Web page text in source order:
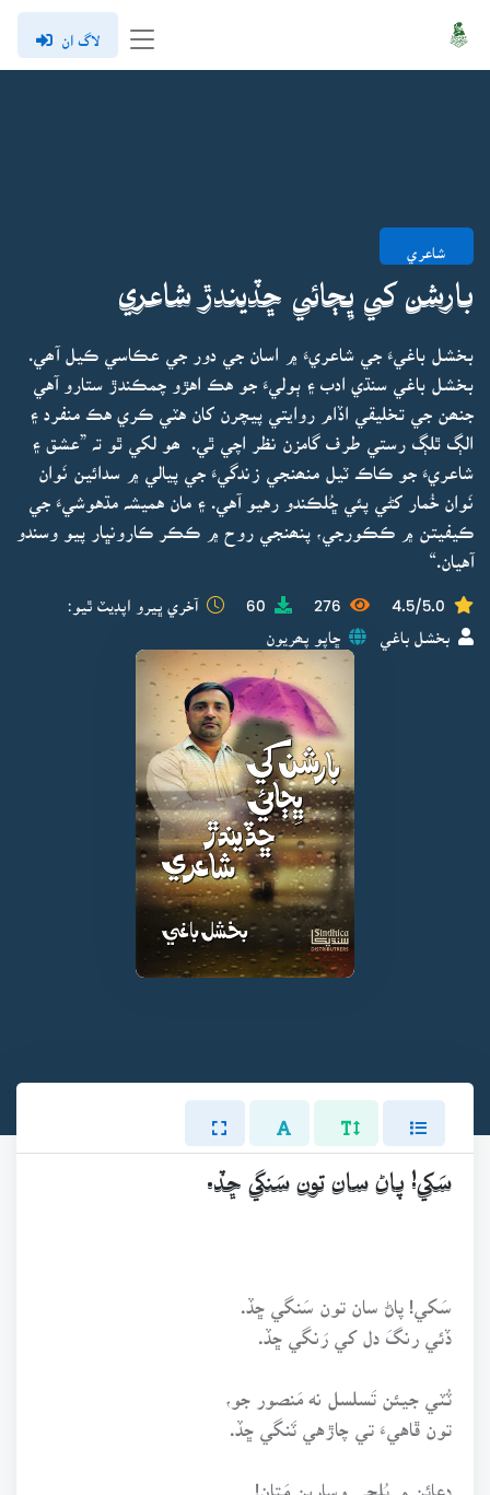
لاگ ان
شاعري
بارشن کي ڀِڄائي ڇڏيندڙ شاعري
بخشل باغيءَ جي شاعريءَ ۾ اسان جي دور جي عڪاسي ڪيل آھي.
بخشل باغي سنڌي ادب ۽ ٻوليءَ جو هڪ اهڙو چمڪندڙ ستارو آهي
جنھن جي تخليقي اڏام روايتي پيچرن کان هٽي ڪري هڪ منفرد ۽
الڳ ٿلڳ رستي طرف گامزن نظر اچي ٿي. ھو لکي ٿو تہ ”عشق ۽
شاعريءَ جو ڪاڪ ٽيل منھنجي زندگيءَ جي پيالي ۾ سدائين نَوان
نَوان خُمار کڻي پئي ڇُلڪندو رهيو آهي. ۽ مان هميشہ مڌهوشيءَ جي
ڪيفيتن ۾ ڪڪورجي، پنھنجي روح ۾ ڪڪر ڪارونڀار پيو وسندو
آهيان.“
4.5/5.0
276
60 آخري ڀيرو اپڊيٽ ٿيو:
بخشل باغي ڇاپو پھريون
سَکي! پاڻ سان تون سَنگي ڇڏ.
سَکي! پاڻ سان تون سَنگي ڇڏ.
ڏئي رنگَ دل کي رَنگي ڇڏ.
ٽُٽي جيئن تَسلسل نه مَنصور جو،
تون ڦاهيءَ تي چاڙهي ٽَنگي ڇڏ.
دعائن ۾ ڀُلجي وِسارين مَتان!